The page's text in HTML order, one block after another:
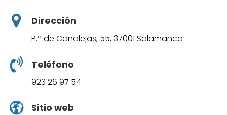
Dirección
P.º de Canalejas, 55, 37001 Salamanca
Teléfono
923 26 97 54
Sitio web